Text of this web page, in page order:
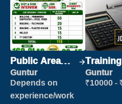
Public Area
Cleaner
Guntur
Depends on
experience/work
Placement
Guntur
₹10000 -